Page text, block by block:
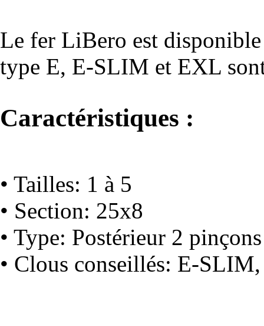
Le fer LiBero est
type E, E-SLIM et EXL
Caractéristiques :
• Tailles: 1 à 5
• Section: 25x8
• Type: Postérieur 2 pinçons
• Clous conseillés: E-